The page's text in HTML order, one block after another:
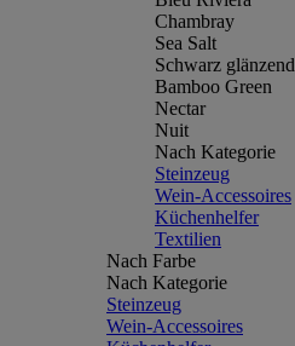
Chambray
Sea Salt
Schwarz glänzend
Bamboo Green
Nectar
Nuit
Nach Kategorie
Steinzeug
Wein-Accessoires
Küchenhelfer
Textilien
Nach Farbe
Nach Kategorie
Steinzeug
Wein-Accessoires